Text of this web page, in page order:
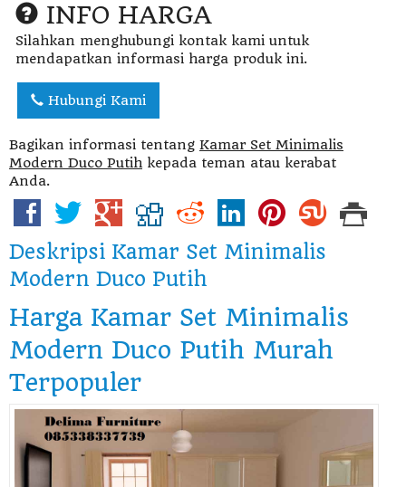
INFO HARGA
Silahkan menghubungi kontak kami untuk
mendapatkan informasi harga produk ini.
Hubungi Kami
Bagikan informasi tentang Kamar Set Minimalis
Modern Duco Putih kepada teman atau kerabat
Anda.
Deskripsi Kamar Set Minimalis
Modern Duco Putih
Harga Kamar Set Minimalis
Modern Duco Putih Murah
Terpopuler